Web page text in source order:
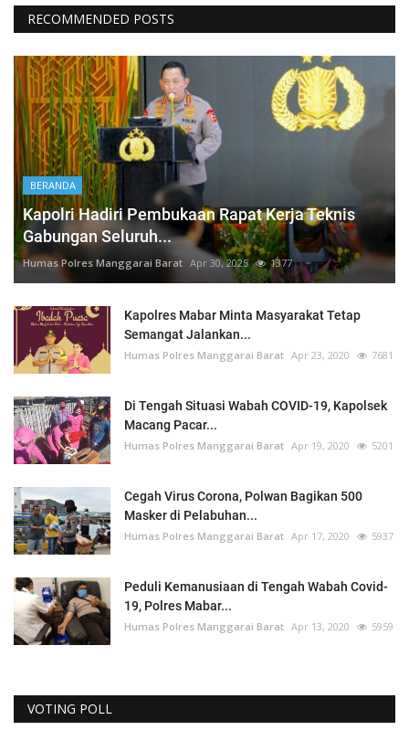
RECOMMENDED POSTS
BERANDA
Kapolri Hadiri Pembukaan Rapat Kerja Teknis
Gabungan Seluruh...
Humas Polres Manggarai Barat Apr 30, 2025 1377
Kapolres Mabar Minta Masyarakat Tetap
Semangat Jalankan...
Humas Polres Manggarai Barat Apr 23, 2020 7681
Di Tengah Situasi Wabah COVID-19, Kapolsek
Macang Pacar...
Humas Polres Manggarai Barat Apr 19, 2020 5201
Cegah Virus Corona, Polwan Bagikan 500
Masker di Pelabuhan...
Humas Polres Manggarai Barat Apr 17, 2020 5937
Peduli Kemanusiaan di Tengah Wabah Covid-
19, Polres Mabar...
Humas Polres Manggarai Barat Apr 13, 2020 5959
VOTING POLL